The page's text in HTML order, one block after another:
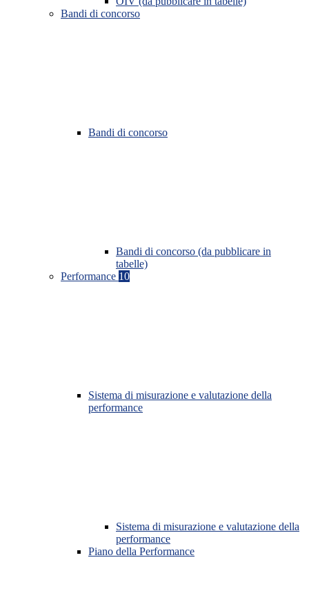
Bandi di concorso
Bandi di concorso
Bandi di concorso (da pubblicare in
tabelle)
Performance 10
Sistema di misurazione e valutazione della
performance
Sistema di misurazione e valutazione della
performance
Piano della Performance